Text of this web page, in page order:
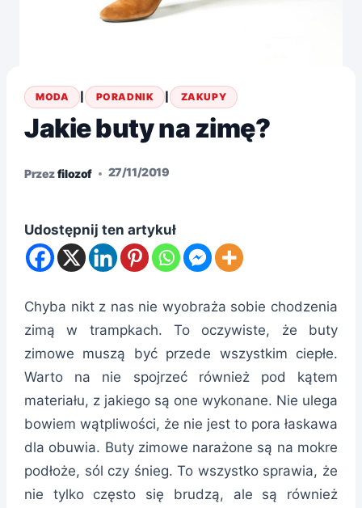
MODA PORADNIK ZAKUPY
Jakie buty na zimę?
Przezfilozof 27/11/2019
Udostępnij ten artykuł
Chyba nikt z nas nie wyobraża sobie chodzenia
zimą w trampkach. To oczywiste, że buty
zimowe muszą być przede wszystkim ciepłe.
Warto na nie spojrzeć również pod kątem
materiału, z jakiego są one wykonane. Nie ulega
bowiem wątpliwości, że nie jest to pora łaskawa
dla obuwia. Buty zimowe narażone są na mokre
podłoże, sól czy śnieg. To wszystko sprawia, że
nie tylko często się brudzą, ale są również